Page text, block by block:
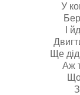
У
І
Ще
Аж